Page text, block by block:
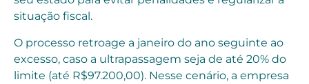
situação fiscal.
O processo retroage a janeiro do ano seguinte ao
excesso, caso a ultrapassagem seja de até 20% do
limite (até R$97.200,00). Nesse cenário, a empresa